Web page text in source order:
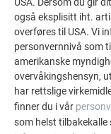
PRESISE
Boligen i Vinje
også eksplisitt iht.
overføres til USA. Vi
personvernnivå som
amerikanske
overvåkingshensyn,
har rettslige
finner du i vår
som helst